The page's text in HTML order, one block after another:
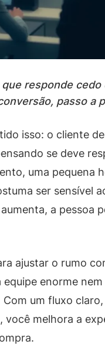
responde
passo a
isso: o cliente
se deve
uma pequena
ser sensível
a pessoa
ajustar o rumo
equipe enorme
um fluxo
você melhora a